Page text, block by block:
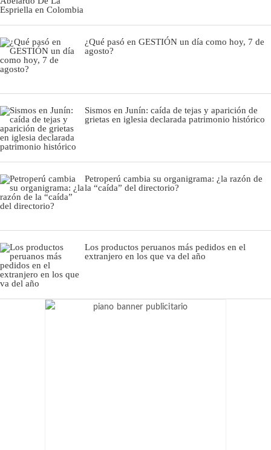
¿Qué pasó en GESTIÓN un día como hoy, 7 de
agosto?
Sismos en Junín: caída de tejas y aparición de
grietas en iglesia declarada patrimonio histórico
Petroperú cambia su organigrama: ¿la razón de
la “caída” del directorio?
Los productos peruanos más pedidos en el
extranjero en los que va del año